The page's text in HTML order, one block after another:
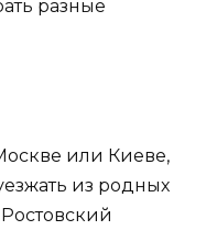
разные
или Киеве,
из родных